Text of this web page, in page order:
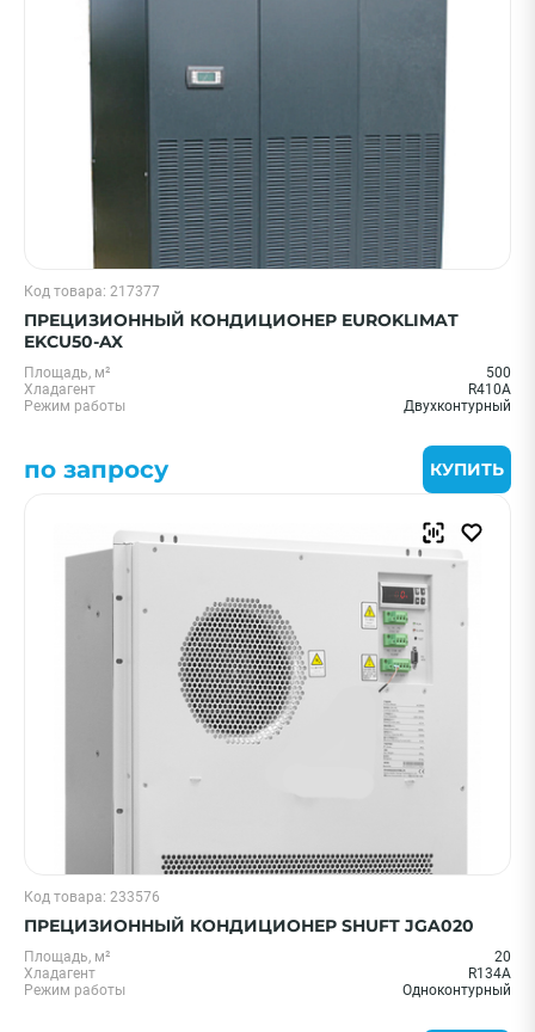
Код товара: 217377
ПРЕЦИЗИОННЫЙ КОНДИЦИОНЕР EUROKLIMAT
EKCU50-AX
Площадь, м²
500
Хладагент
R410A
Режим работы
Двухконтурный
по запросу КУПИТЬ
Код товара: 233576
ПРЕЦИЗИОННЫЙ КОНДИЦИОНЕР SHUFT JGA020
Площадь, м²
20
Хладагент
R134A
Режим работы
Одноконтурный